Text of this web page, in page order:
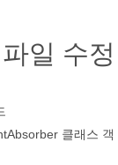
일 수정
클래스 객